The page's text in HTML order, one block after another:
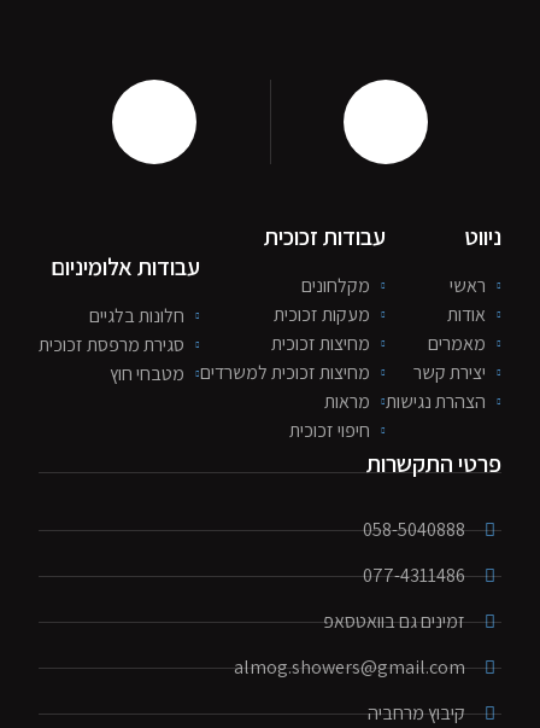
ראשי
אודות
מאמרים
יצירת קשר
הצהרת נגישות
עבודות זכוכית
מקלחונים
מעקות זכוכית
מחיצות זכוכית
מחיצות זכוכית למשרדים
מראות
חיפוי זכוכית
עבודות אלומיניום
חלונות בלגיים
סגירת מרפסת זכוכית
מטבחי חוץ
התקשרות
058-5040888
077-4311486
זמינים גם בוואטסאפ
almog.showers@gmail.com
קיבוץ מרחביה